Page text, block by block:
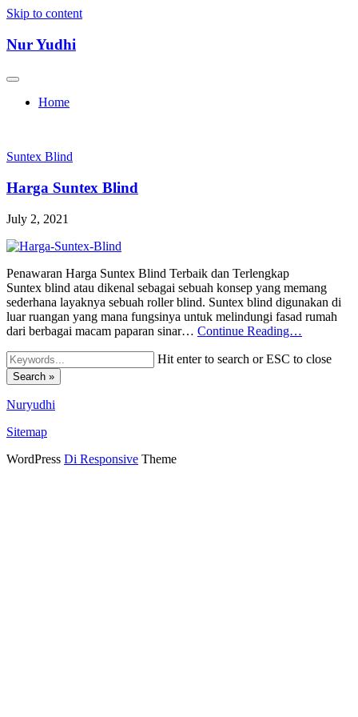
Skip to content
Nur Yudhi
Home
Suntex Blind
Harga Suntex Blind
July 2, 2021
Penawaran Harga Suntex Blind Terbaik dan Terlengkap
Suntex blind atau dikenal sebagai sebuah konsep yang memang
sederhana layaknya sebuah roller blind. Suntex blind digunakan di
luar ruangan yang mana fungsinya untuk melindungi fasad rumah
dari berbagai macam paparan sinar… Continue Reading…
Hit enter to search or ESC to close
Search »
Nuryudhi
Sitemap
WordPress Di Responsive Theme